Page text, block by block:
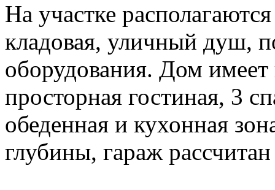
На участке
кладовая, уличный душ,
оборудования. Дом
просторная гостиная, 3
обеденная и кухонная
глубины, гараж